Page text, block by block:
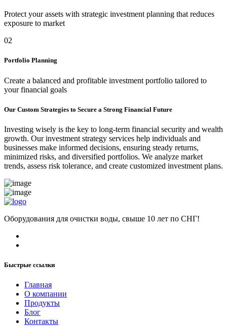
Protect your assets with strategic investment planning that reduces
exposure to market
02
Portfolio Planning
Create a balanced and profitable investment portfolio tailored to
your financial goals
Our Custom Strategies to Secure a Strong Financial Future
Investing wisely is the key to long-term financial security and wealth
growth. Our investment strategy services help individuals and
businesses make informed decisions, ensuring steady returns,
minimized risks, and diversified portfolios. We analyze market
trends, assess risk tolerance, and create customized investment plans.
Оборудования для очистки воды, свыше 10 лет по СНГ!
Быстрые ссылки
Главная
О компании
Продукты
Блог
Контакты